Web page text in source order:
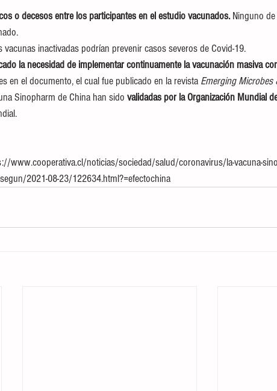
o decesos entre los participantes en el estudio vacunados. Ninguno
inactivadas podrían prevenir casos severos de Covid-19.
la necesidad de implementar continuamente la vacunación masiva
en el documento, el cual fue publicado en la revista Emerging Microbes
Sinopharm de China han sido validadas por la Organización Mundial
www.cooperativa.cl/noticias/sociedad/salud/coronavirus/la-vacuna-
segun/2021-08-23/122634.html?=efectochina